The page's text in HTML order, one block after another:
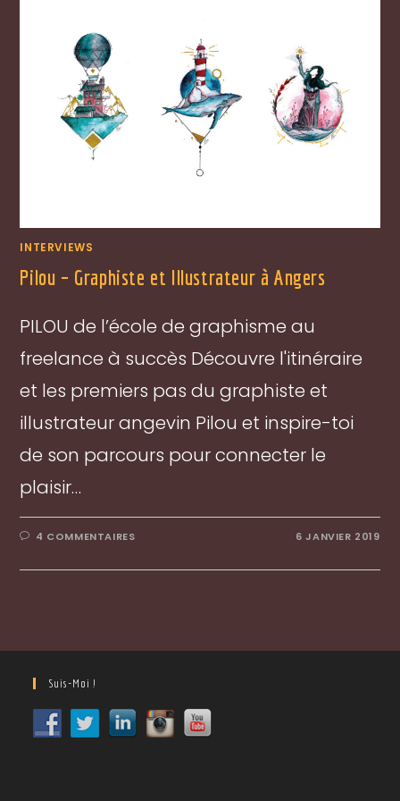
INTERVIEWS
Pilou – Graphiste et Illustrateur à Angers
PILOU de l’école de graphisme au
freelance à succès Découvre l'itinéraire
et les premiers pas du graphiste et
illustrateur angevin Pilou et inspire-toi
de son parcours pour connecter le
plaisir…
4 COMMENTAIRES 6 JANVIER 2019
Suis-Moi !